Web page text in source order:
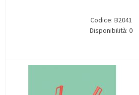
Codice: B2041
Disponibilità: 0